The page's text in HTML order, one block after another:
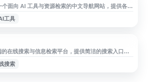
面向 AI 工具与资源检索的中文导航网站，提供各类
和相关资源的整理展示，方便用户按需查找适合的
写作、绘画、办公、开发、效率提升等方向的用
工具
在线搜索与信息检索平台，提供简洁的搜索入口，
找所需内容。网站界面轻量，适合用于日常信息查
场景。通过 Reddo，用户可直接访问搜索主页开展
搜索